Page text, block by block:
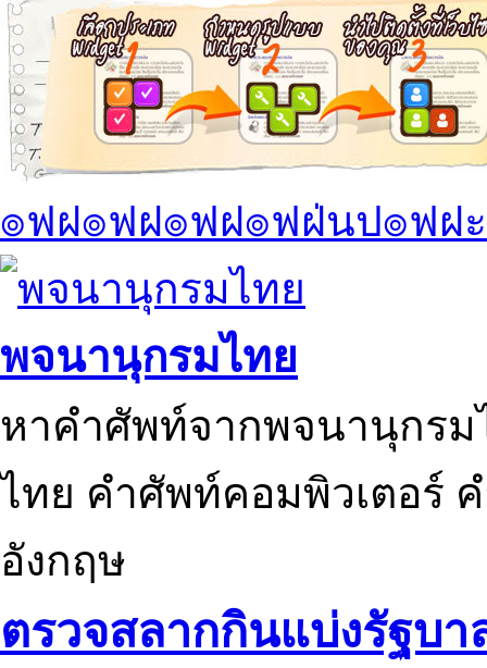
๏ฟฝ๏ฟฝ๏ฟฝ๏ฟฝ่นป๏ฟฝ
พจนานุกรมไทย
หาคำศัพท์จากพจนานุกรม
ไทย คำศัพท์คอมพิวเตอร์
อังกฤษ
ตรวจสลากกินแบ่งรัฐบา